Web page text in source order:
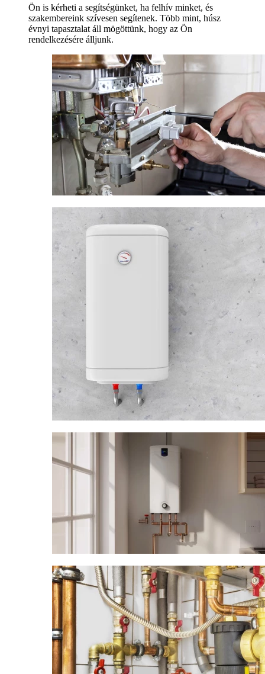
Ön is kérheti a segítségünket, ha felhív minket, és
szakembereink szívesen segítenek. Több mint, húsz
évnyi tapasztalat áll mögöttünk, hogy az Ön
rendelkezésére álljunk.